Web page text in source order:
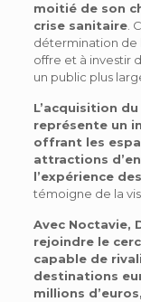
moitié de son
crise sanitaire.
détermination de
offre et à investir
un public plus
L’acquisition
représente un
offrant les
attractions
l’expérience
témoigne de la
Avec Noctavie,
rejoindre le
capable de
destinations
millions